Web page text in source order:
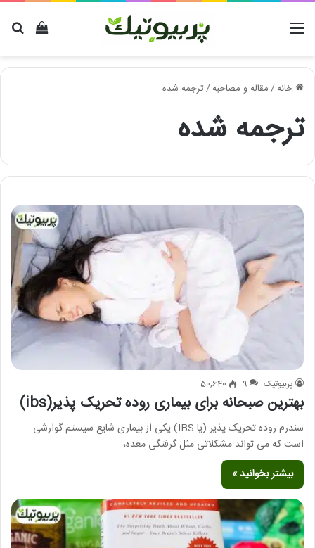
دیدن منو
خانه/مقاله و مصاحبه/ترجمه شده
ترجمه شده
پربیوتیک 9
50,640
بهترین صبحانه برای بیماری روده تحریک پذیر(ibs)
سندرم روده تحریک پذیر (یا IBS) یکی از بیماری شایع سیستم گوارشی
است که می تواند مشکلاتی مثل گرفتگی معده،…
بیشتر بخوانید »